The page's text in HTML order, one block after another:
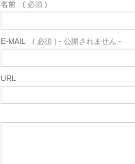
名前 ( 必須 )
E-MAIL ( 必須 ) - 公開されません -
URL